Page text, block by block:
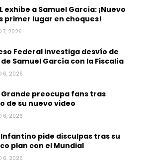
exhibe a Samuel García: ¡Nuevo
primer lugar en choques!
7, 2026
Federal investiga desvío de
Samuel García con la Fiscalía
6, 2026
preocupa fans tras
de su nuevo video
6, 2026
pide disculpas tras su
plan con el Mundial
6, 2026